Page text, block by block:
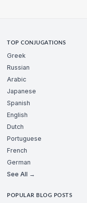
TOP CONJUGATIONS
Greek
Russian
Arabic
Japanese
Spanish
English
Dutch
Portuguese
French
German
See All →
POPULAR BLOG POSTS